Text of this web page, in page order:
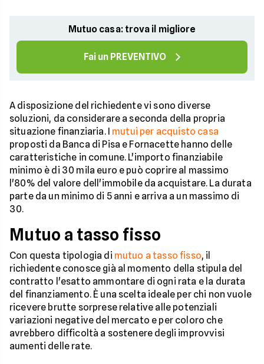
Mutuo casa: trova il migliore
Fai un PREVENTIVO
A disposizione del richiedente vi sono diverse
soluzioni, da considerare a seconda della propria
situazione finanziaria. I mutui per acquisto casa
proposti da Banca di Pisa e Fornacette hanno delle
caratteristiche in comune. L'importo finanziabile
minimo è di 30 mila euro e può coprire al massimo
l'80% del valore dell'immobile da acquistare. La durata
parte da un minimo di 5 anni e arriva a un massimo di
30.
Mutuo a tasso fisso
Con questa tipologia di mutuo a tasso fisso, il
richiedente conosce già al momento della stipula del
contratto l'esatto ammontare di ogni rata e la durata
del finanziamento. È una scelta ideale per chi non vuole
ricevere brutte sorprese relative alle potenziali
variazioni negative del mercato e per coloro che
avrebbero difficoltà a sostenere degli improvvisi
aumenti delle rate.